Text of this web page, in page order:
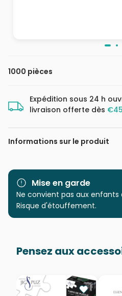
1000 pièces
Expédition sous 24 h
livraison offerte dès
Informations sur le produit
Marque
Catégorie
Age
Provenance
EAN
Mise en garde
Ne convient pas aux enfants
Risque d'étouffement.
Pensez aux